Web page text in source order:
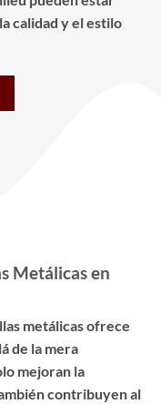
calidad y el estilo
Metálicas en
metálicas ofrece
de la mera
mejoran la
contribuyen al